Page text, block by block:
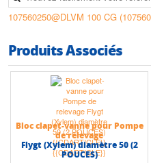
Caractéristiques techniques
• Température max du liquide : 40°C
• Profondeur max d'immersion : 20 m
• Passage libre max : 50 mm
• Hauteur max (HMT) : 10,6 m
• Débit max : 30 m3/h
107560250@DLVM 100 CG
Produits Associés
Bloc clapet-vanne pour Pompe
de relevage
Flygt (Xylem) diamètre 50 (2
POUCES)